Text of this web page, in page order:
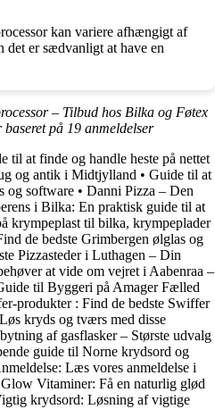
kan variere afhængigt af
det er sædvanligt at have en
– Tilbud hos Bilka og Føtex
baseret på 19 anmeldelser
til at finde og handle heste på nettet
og antik i Midtjylland • Guide til at
og software • Danni Pizza – Den
i Bilka: En praktisk guide til at
krympeplast til bilka, krympeplader
de bedste Grimbergen ølglas og
Pizzasteder i Luthagen – Din
at vide om vejret i Aabenraa –
til Byggeri på Amager Fælled
produkter : Find de bedste Swiffer
Løs kryds og tværs med disse
af gasflasker – Største udvalg
guide til Norne krydsord og
Læs vores anmeldelse i
Vitaminer: Få en naturlig glød
krydsord: Løsning af vigtige